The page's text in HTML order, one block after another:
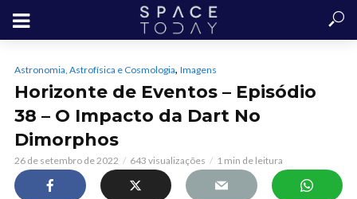
Astronomia, Astrofísica e Cosmologia, Imagens
Horizonte de Eventos – Episódio
38 – O Impacto da Dart No
Dimorphos
26 de setembro de 2022 643 visualizações 1 min de leitura